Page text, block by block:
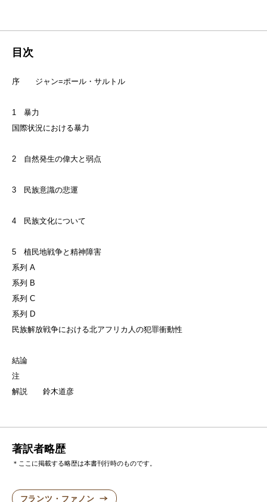
目次
序 ジャン=ポール・サルトル
1 暴力
国際状況における暴力
2 自然発生の偉大と弱点
3 民族意識の悲運
4 民族文化について
5 植民地戦争と精神障害
系列 A
系列 B
系列 C
系列 D
民族解放戦争における北アフリカ人の犯罪衝動性
結論
注
解説 鈴木道彦
著訳者略歴
＊ここに掲載する略歴は本書刊行時のものです。
フランツ・ファノン